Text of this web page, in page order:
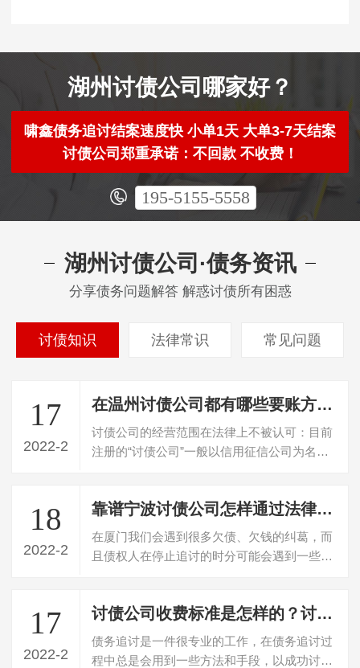
湖州讨债公司哪家好？
啸鑫债务追讨结案速度快 小单1天 大单3-7天结案
讨债公司郑重承诺：不回款 不收费！
195-5155-5558
湖州讨债公司·债务资讯
分享债务问题解答 解惑讨债所有困惑
讨债知识 法律常识 常见问题
17
2022-2
在温州讨债公司都有哪些要账方法？
讨债公司的经营范围在法律上不被认可：目前
注册的“讨债公司”一般以信用征信公司为名，
18
2022-2
靠谱宁波讨债公司怎样通过法律途径追讨债务
在厦门我们会遇到很多欠债、欠钱的纠葛，而
且债权人在停止追讨的时分可能会遇到一些艰
17
2022-2
讨债公司收费标准是怎样的？讨债公司如何讨债
债务追讨是一件很专业的工作，在债务追讨过
程中总是会用到一些方法和手段，以成功讨回